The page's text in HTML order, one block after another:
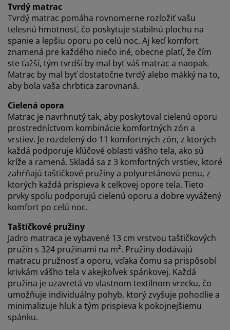
Tvrdý matrac
Tvrdý matrac pomáha rovnomerne rozložiť vašu
telesnú hmotnosť, čo poskytuje stabilnú plochu na
spanie a lepšiu oporu po celú noc. Aj keď komfort
znamená pre každého niečo iné, obecne platí, že čím
ste ťažší, tým tvrdší by mal byť váš matrac a naopak.
Matrac by mal byť dostatočne tvrdý alebo mäkký na to,
aby bola vaša chrbtica zarovnaná.
Cielená opora
Matrac je navrhnutý tak, aby poskytoval cielenú oporu
prostredníctvom kombinácie komfortných zón a
vrstiev. Je rozdelený do 11 komfortných zón, z ktorých
každá podporuje kľúčové oblasti vášho tela, ako sú
kríže a ramená. Skladá sa z 3 komfortných vrstiev, ktoré
zahŕňajú taštičkové pružiny a polyuretánovú penu, z
ktorých každá prispieva k celkovej opore tela. Tieto
prvky spolu podporujú cielenú oporu a dobre vyvážený
komfort po celú noc.
Taštičkové pružiny
Jadro matraca je vybavené 13 cm vrstvou taštičkových
pružín s 324 pružinami na m². Pružiny dodávajú
matracu pružnosť a oporu, vďaka čomu sa prispôsobí
krivkám vášho tela v akejkoľvek spánkovej. Každá
pružina je uzavretá vo vlastnom textilnom vrecku, čo
umožňuje individuálny pohyb, ktorý zvyšuje pohodlie a
minimalizuje hluk a tým prispieva k pokojnejšiemu
spánku.
Po prijatí marketingových súborov cookie budeme
zdieľať vaše údaje o prehliadaní s marketingovými
partnermi (napr. Google, Meta a TikTok) na účely
prispôsobených a statických reklám. Viac o účeloch si
môžete prečítať v časti „Upraviť“ a svoj súhlas môžete
odvolať kliknutím na ikonu súborov cookie. Kliknutím
na tlačidlo „Prijať všetko“ súhlasíte so všetkými tromi
účelmi. Prečítajte si viac o našomzhromažďovaní a
spracovaní osobných údajov
používania súborov cookie